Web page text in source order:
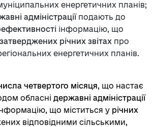
енергетичних планів;
адміністраціїподають до
інформацію, що
затверджених річних звітах про
енергетичних планів.
четвертого місяця, що настає
обласні державні адміністрації
що міститься у річних
відповідними сільськими,